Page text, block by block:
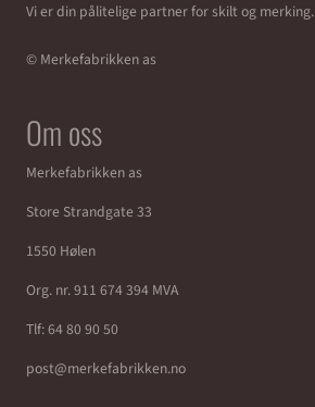
Vi er din pålitelige partner for skilt og merking.
© Merkefabrikken as
Om oss
Merkefabrikken as
Store Strandgate 33
1550 Hølen
Org. nr. 911 674 394 MVA
Tlf:64 80 90 50
post@merkefabrikken.no